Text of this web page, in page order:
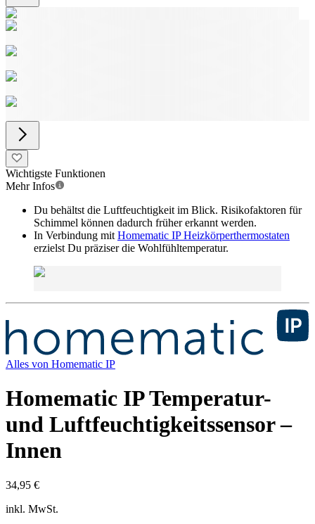
Wichtigste Funktionen
Mehr Infos
Du behältst die Luftfeuchtigkeit im Blick. Risikofaktoren für
Schimmel können dadurch früher erkannt werden.
In Verbindung mit Homematic IP Heizkörperthermostaten
erzielst Du präziser die Wohlfühltemperatur.
Alles von Homematic IP
Homematic IP Temperatur-
und Luftfeuchtigkeitssensor –
Innen
34,95 €
inkl. MwSt.